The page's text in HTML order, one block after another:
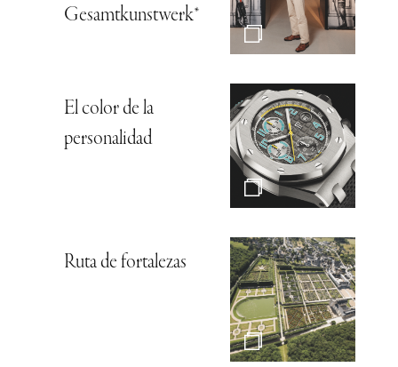
Gesamtkunstwerk*
El color de la
personalidad
Ruta de fortalezas